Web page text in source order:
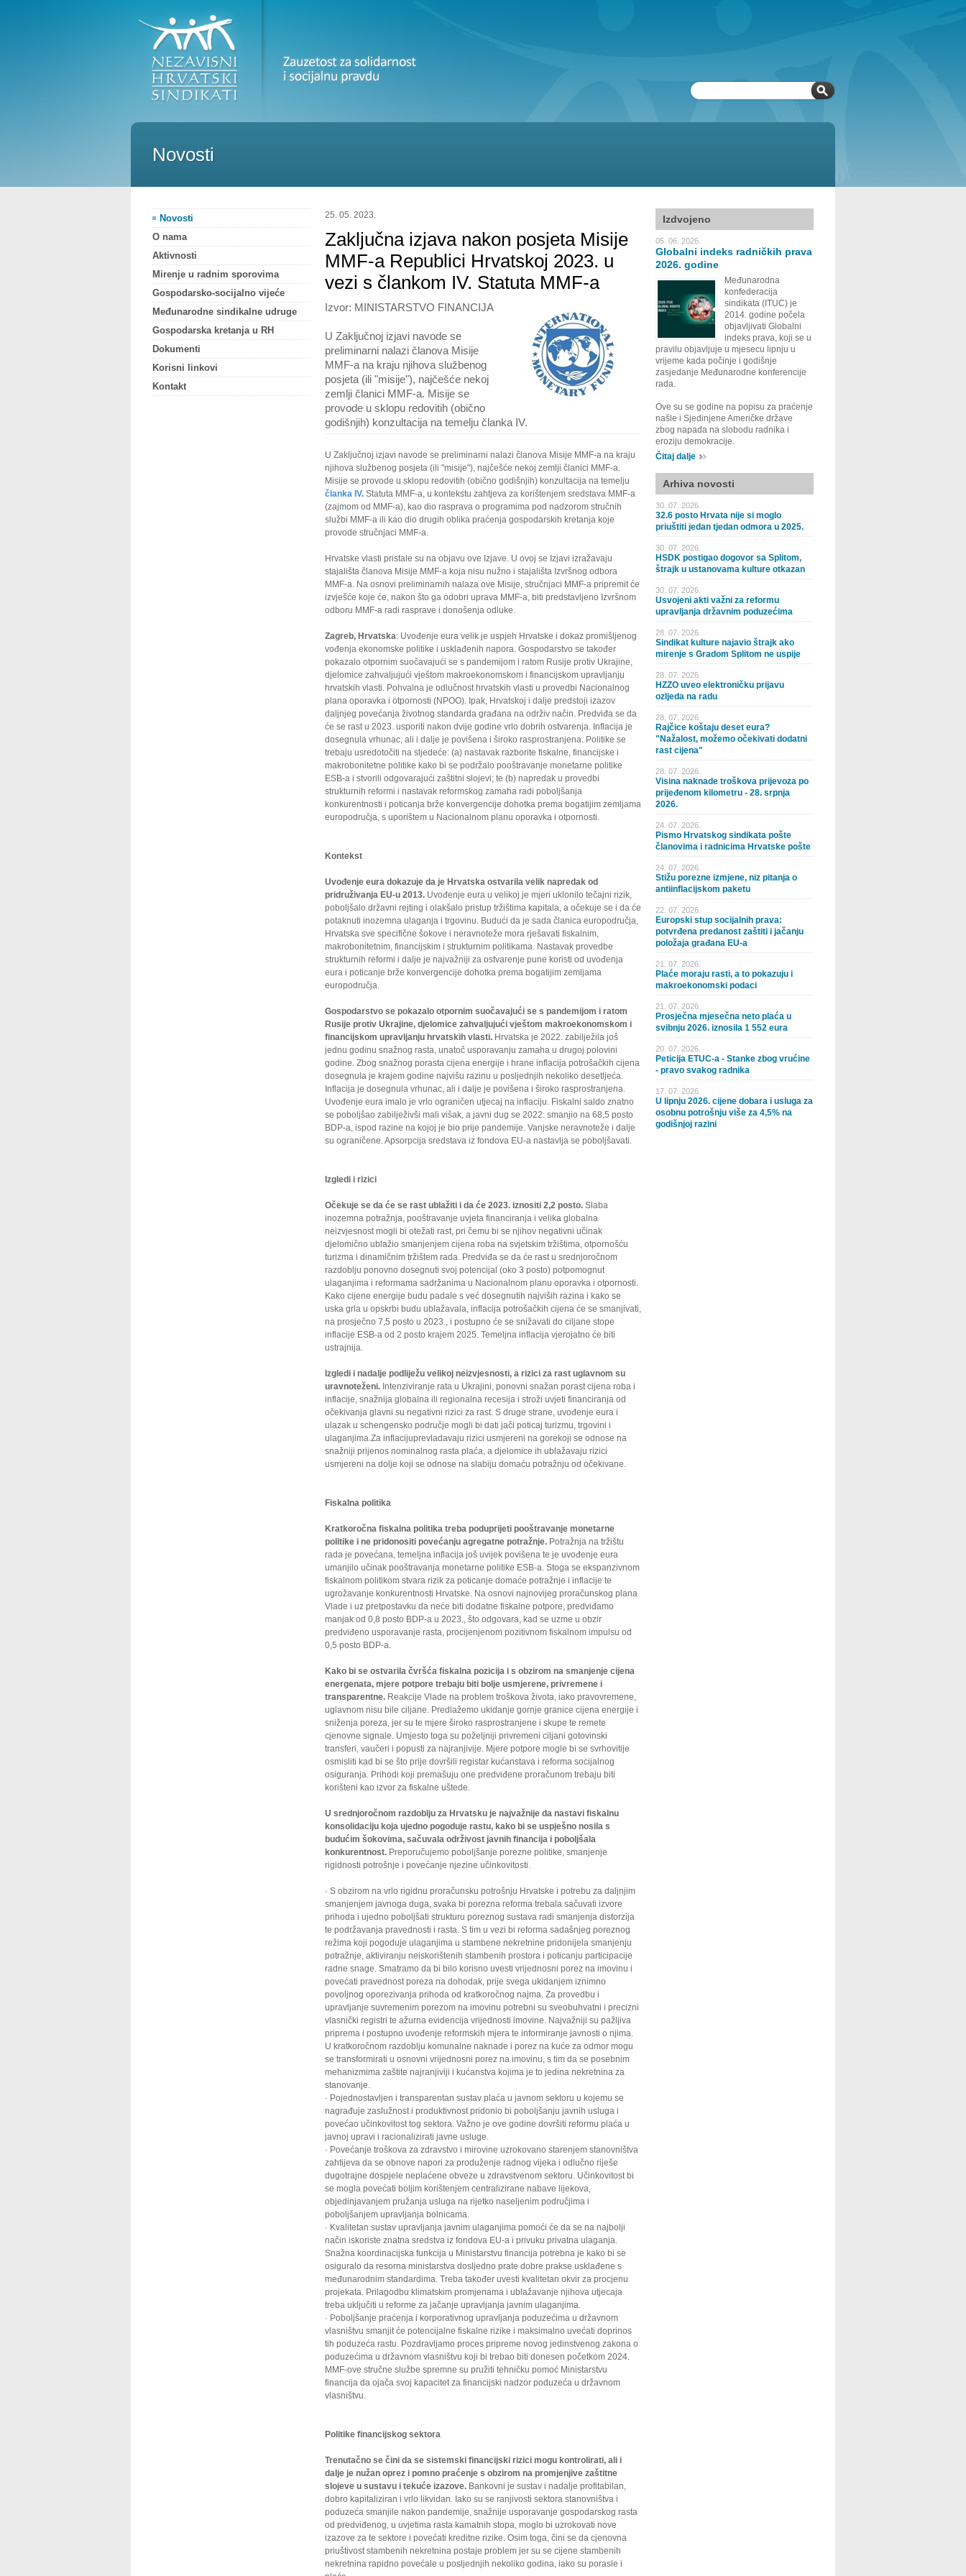
Novosti
25. 05. 2023.
Zaključna izjava nakon posjeta Misije
MMF-a Republici Hrvatskoj 2023. u
vezi s člankom IV. Statuta MMF-a
Izvor: MINISTARSTVO FINANCIJA
U Zaključnoj izjavi navode se
preliminarni nalazi članova Misije
MMF-a na kraju njihova službenog
posjeta (ili "misije"), najčešće nekoj
zemlji članici MMF-a. Misije se
provode u sklopu redovitih (obično
godišnjih) konzultacija na temelju članka IV.
U Zaključnoj izjavi navode se preliminarni nalazi članova Misije MMF-a na kraju
njihova službenog posjeta (ili "misije"), najčešće nekoj zemlji članici MMF-a.
Misije se provode u sklopu redovitih (obično godišnjih) konzultacija na temelju
članka IV. Statuta MMF-a, u kontekstu zahtjeva za korištenjem sredstava MMF-a
(zajmom od MMF-a), kao dio rasprava o programima pod nadzorom stručnih
službi MMF-a ili kao dio drugih oblika praćenja gospodarskih kretanja koje
provode stručnjaci MMF-a.
Hrvatske vlasti pristale su na objavu ove Izjave. U ovoj se Izjavi izražavaju
stajališta članova Misije MMF-a koja nisu nužno i stajališta Izvršnog odbora
MMF-a. Na osnovi preliminarnih nalaza ove Misije, stručnjaci MMF-a pripremit će
izvješće koje će, nakon što ga odobri uprava MMF-a, biti predstavljeno Izvršnom
odboru MMF-a radi rasprave i donošenja odluke.
Zagreb, Hrvatska: Uvođenje eura velik je uspjeh Hrvatske i dokaz promišljenog
vođenja ekonomske politike i usklađenih napora. Gospodarstvo se također
pokazalo otpornim suočavajući se s pandemijom i ratom Rusije protiv Ukrajine,
djelomice zahvaljujući vještom makroekonomskom i financijskom upravljanju
hrvatskih vlasti. Pohvalna je odlučnost hrvatskih vlasti u provedbi Nacionalnog
plana oporavka i otpornosti (NPOO). Ipak, Hrvatskoj i dalje predstoji izazov
daljnjeg povećanja životnog standarda građana na održiv način. Predviđa se da
će se rast u 2023. usporiti nakon dvije godine vrlo dobrih ostvarenja. Inflacija je
dosegnula vrhunac, ali i dalje je povišena i široko rasprostranjena. Politike se
trebaju usredotočiti na sljedeće: (a) nastavak razborite fiskalne, financijske i
makrobonitetne politike kako bi se podržalo pooštravanje monetarne politike
ESB-a i stvorili odgovarajući zaštitni slojevi; te (b) napredak u provedbi
strukturnih reformi i nastavak reformskog zamaha radi poboljšanja
konkurentnosti i poticanja brže konvergencije dohotka prema bogatijim zemljama
europodručja, s uporištem u Nacionalnom planu oporavka i otpornosti.
Kontekst
Uvođenje eura dokazuje da je Hrvatska ostvarila velik napredak od
pridruživanja EU-u 2013. Uvođenje eura u velikoj je mjeri uklonilo tečajni rizik,
poboljšalo državni rejting i olakšalo pristup tržištima kapitala, a očekuje se i da će
potaknuti inozemna ulaganja i trgovinu. Budući da je sada članica europodručja,
Hrvatska sve specifične šokove i neravnoteže mora rješavati fiskalnim,
makrobonitetnim, financijskim i strukturnim politikama. Nastavak provedbe
strukturnih reformi i dalje je najvažniji za ostvarenje pune koristi od uvođenja
eura i poticanje brže konvergencije dohotka prema bogatijim zemljama
europodručja.
Gospodarstvo se pokazalo otpornim suočavajući se s pandemijom i ratom
Rusije protiv Ukrajine, djelomice zahvaljujući vještom makroekonomskom i
financijskom upravljanju hrvatskih vlasti. Hrvatska je 2022. zabilježila još
jednu godinu snažnog rasta, unatoč usporavanju zamaha u drugoj polovini
godine. Zbog snažnog porasta cijena energije i hrane inflacija potrošačkih cijena
dosegnula je krajem godine najvišu razinu u posljednjih nekoliko desetljeća.
Inflacija je dosegnula vrhunac, ali i dalje je povišena i široko rasprostranjena.
Uvođenje eura imalo je vrlo ograničen utjecaj na inflaciju. Fiskalni saldo znatno
se poboljšao zabilježivši mali višak, a javni dug se 2022. smanjio na 68,5 posto
BDP-a, ispod razine na kojoj je bio prije pandemije. Vanjske neravnoteže i dalje
su ograničene. Apsorpcija sredstava iz fondova EU-a nastavlja se poboljšavati.
Izgledi i rizici
Očekuje se da će se rast ublažiti i da će 2023. iznositi 2,2 posto. Slaba
inozemna potražnja, pooštravanje uvjeta financiranja i velika globalna
neizvjesnost mogli bi otežati rast, pri čemu bi se njihov negativni učinak
djelomično ublažio smanjenjem cijena roba na svjetskim tržištima, otpornošću
turizma i dinamičnim tržištem rada. Predviđa se da će rast u srednjoročnom
razdoblju ponovno dosegnuti svoj potencijal (oko 3 posto) potpomognut
ulaganjima i reformama sadržanima u Nacionalnom planu oporavka i otpornosti.
Kako cijene energije budu padale s već dosegnutih najviših razina i kako se
uska grla u opskrbi budu ublažavala, inflacija potrošačkih cijena će se smanjivati,
na prosječno 7,5 posto u 2023., i postupno će se snižavati do ciljane stope
inflacije ESB-a od 2 posto krajem 2025. Temeljna inflacija vjerojatno će biti
ustrajnija.
Izgledi i nadalje podliježu velikoj neizvjesnosti, a rizici za rast uglavnom su
uravnoteženi. Intenziviranje rata u Ukrajini, ponovni snažan porast cijena roba i
inflacije, snažnija globalna ili regionalna recesija i stroži uvjeti financiranja od
očekivanja glavni su negativni rizici za rast. S druge strane, uvođenje eura i
ulazak u schengensko područje mogli bi dati jači poticaj turizmu, trgovini i
ulaganjima.Za inflacijuprevladavaju rizici usmjereni na gorekoji se odnose na
snažniji prijenos nominalnog rasta plaća, a djelomice ih ublažavaju rizici
usmjereni na dolje koji se odnose na slabiju domaću potražnju od očekivane.
Fiskalna politika
Kratkoročna fiskalna politika treba poduprijeti pooštravanje monetarne
politike i ne pridonositi povećanju agregatne potražnje. Potražnja na tržištu
rada je povećana, temeljna inflacija još uvijek povišena te je uvođenje eura
umanjilo učinak pooštravanja monetarne politike ESB-a. Stoga se ekspanzivnom
fiskalnom politikom stvara rizik za poticanje domaće potražnje i inflacije te
ugrožavanje konkurentnosti Hrvatske. Na osnovi najnovijeg proračunskog plana
Vlade i uz pretpostavku da neće biti dodatne fiskalne potpore, predviđamo
manjak od 0,8 posto BDP-a u 2023., što odgovara, kad se uzme u obzir
predviđeno usporavanje rasta, procijenjenom pozitivnom fiskalnom impulsu od
0,5 posto BDP-a.
Kako bi se ostvarila čvršća fiskalna pozicija i s obzirom na smanjenje cijena
energenata, mjere potpore trebaju biti bolje usmjerene, privremene i
transparentne. Reakcije Vlade na problem troškova života, iako pravovremene,
uglavnom nisu bile ciljane. Predlažemo ukidanje gornje granice cijena energije i
sniženja poreza, jer su te mjere široko rasprostranjene i skupe te remete
cjenovne signale. Umjesto toga su poželjniji privremeni ciljani gotovinski
transferi, vaučeri i popusti za najranjivije. Mjere potpore mogle bi se svrhovitije
osmisliti kad bi se što prije dovršili registar kućanstava i reforma socijalnog
osiguranja. Prihodi koji premašuju one predviđene proračunom trebaju biti
korišteni kao izvor za fiskalne uštede.
U srednjoročnom razdoblju za Hrvatsku je najvažnije da nastavi fiskalnu
konsolidaciju koja ujedno pogoduje rastu, kako bi se uspješno nosila s
budućim šokovima, sačuvala održivost javnih financija i poboljšala
konkurentnost. Preporučujemo poboljšanje porezne politike, smanjenje
rigidnosti potrošnje i povećanje njezine učinkovitosti.
· S obzirom na vrlo rigidnu proračunsku potrošnju Hrvatske i potrebu za daljnjim
smanjenjem javnoga duga, svaka bi porezna reforma trebala sačuvati izvore
prihoda i ujedno poboljšati strukturu poreznog sustava radi smanjenja distorzija
te podržavanja pravednosti i rasta. S tim u vezi bi reforma sadašnjeg poreznog
režima koji pogoduje ulaganjima u stambene nekretnine pridonijela smanjenju
potražnje, aktiviranju neiskorištenih stambenih prostora i poticanju participacije
radne snage. Smatramo da bi bilo korisno uvesti vrijednosni porez na imovinu i
povećati pravednost poreza na dohodak, prije svega ukidanjem iznimno
povoljnog oporezivanja prihoda od kratkoročnog najma. Za provedbu i
upravljanje suvremenim porezom na imovinu potrebni su sveobuhvatni i precizni
vlasnički registri te ažurna evidencija vrijednosti imovine. Najvažniji su pažljiva
priprema i postupno uvođenje reformskih mjera te informiranje javnosti o njima.
U kratkoročnom razdoblju komunalne naknade i porez na kuće za odmor mogu
se transformirati u osnovni vrijednosni porez na imovinu, s tim da se posebnim
mehanizmima zaštite najranjiviji i kućanstva kojima je to jedina nekretnina za
stanovanje.
· Pojednostavljen i transparentan sustav plaća u javnom sektoru u kojemu se
nagrađuje zaslužnost i produktivnost pridonio bi poboljšanju javnih usluga i
povećao učinkovitost tog sektora. Važno je ove godine dovršiti reformu plaća u
javnoj upravi i racionalizirati javne usluge.
· Povećanje troškova za zdravstvo i mirovine uzrokovano starenjem stanovništva
zahtijeva da se obnove napori za produženje radnog vijeka i odlučno riješe
dugotrajne dospjele neplaćene obveze u zdravstvenom sektoru. Učinkovitost bi
se mogla povećati boljim korištenjem centralizirane nabave lijekova,
objedinjavanjem pružanja usluga na rijetko naseljenim područjima i
poboljšanjem upravljanja bolnicama.
· Kvalitetan sustav upravljanja javnim ulaganjima pomoći će da se na najbolji
način iskoriste znatna sredstva iz fondova EU-a i privuku privatna ulaganja.
Snažna koordinacijska funkcija u Ministarstvu financija potrebna je kako bi se
osiguralo da resorna ministarstva dosljedno prate dobre prakse usklađene s
međunarodnim standardima. Treba također uvesti kvalitetan okvir za procjenu
projekata. Prilagodbu klimatskim promjenama i ublažavanje njihova utjecaja
treba uključiti u reforme za jačanje upravljanja javnim ulaganjima.
· Poboljšanje praćenja i korporativnog upravljanja poduzećima u državnom
vlasništvu smanjit će potencijalne fiskalne rizike i maksimalno uvećati doprinos
tih poduzeća rastu. Pozdravljamo proces pripreme novog jedinstvenog zakona o
poduzećima u državnom vlasništvu koji bi trebao biti donesen početkom 2024.
MMF-ove stručne službe spremne su pružiti tehničku pomoć Ministarstvu
financija da ojača svoj kapacitet za financijski nadzor poduzeća u državnom
vlasništvu.
Politike financijskog sektora
Trenutačno se čini da se sistemski financijski rizici mogu kontrolirati, ali i
dalje je nužan oprez i pomno praćenje s obzirom na promjenjive zaštitne
slojeve u sustavu i tekuće izazove. Bankovni je sustav i nadalje profitabilan,
dobro kapitaliziran i vrlo likvidan. Iako su se ranjivosti sektora stanovništva i
poduzeća smanjile nakon pandemije, snažnije usporavanje gospodarskog rasta
od predviđenog, u uvjetima rasta kamatnih stopa, moglo bi uzrokovati nove
izazove za te sektore i povećati kreditne rizike. Osim toga, čini se da cjenovna
priuštivost stambenih nekretnina postaje problem jer su se cijene stambenih
nekretnina rapidno povećale u posljednjih nekoliko godina, iako su porasle i
Novosti
O nama
Aktivnosti
Mirenje u radnim sporovima
Gospodarsko-socijalno vijeće
Međunarodne sindikalne udruge
Gospodarska kretanja u RH
Dokumenti
Korisni linkovi
Kontakt
Izdvojeno
05. 06. 2026.
Globalni indeks radničkih prava
2026. godine
Međunarodna
konfederacija
sindikata (ITUC) je
2014. godine počela
objavljivati Globalni
indeks prava, koji se u
pravilu objavljuje u mjesecu lipnju u
vrijeme kada počinje i godišnje
zasjedanje Međunarodne konferencije
rada.
Ove su se godine na popisu za praćenje
našle i Sjedinjene Američke države
zbog napada na slobodu radnika i
eroziju demokracije.
Čitaj dalje
Arhiva novosti
30. 07. 2026.
32.6 posto Hrvata nije si moglo
priuštiti jedan tjedan odmora u 2025.
30. 07. 2026.
HSDK postigao dogovor sa Splitom,
štrajk u ustanovama kulture otkazan
30. 07. 2026.
Usvojeni akti važni za reformu
upravljanja državnim poduzećima
28. 07. 2026.
Sindikat kulture najavio štrajk ako
mirenje s Gradom Splitom ne uspije
28. 07. 2026.
HZZO uveo elektroničku prijavu
ozljeda na radu
28. 07. 2026.
Rajčice koštaju deset eura?
"Nažalost, možemo očekivati dodatni
rast cijena"
28. 07. 2026.
Visina naknade troškova prijevoza po
prijeđenom kilometru - 28. srpnja
2026.
24. 07. 2026.
Pismo Hrvatskog sindikata pošte
članovima i radnicima Hrvatske pošte
24. 07. 2026.
Stižu porezne izmjene, niz pitanja o
antiinflacijskom paketu
22. 07. 2026.
Europski stup socijalnih prava:
potvrđena predanost zaštiti i jačanju
položaja građana EU-a
21. 07. 2026.
Plaće moraju rasti, a to pokazuju i
makroekonomski podaci
21. 07. 2026.
Prosječna mjesečna neto plaća u
svibnju 2026. iznosila 1 552 eura
20. 07. 2026.
Peticija ETUC-a - Stanke zbog vrućine
- pravo svakog radnika
17. 07. 2026.
U lipnju 2026. cijene dobara i usluga za
osobnu potrošnju više za 4,5% na
godišnjoj razini